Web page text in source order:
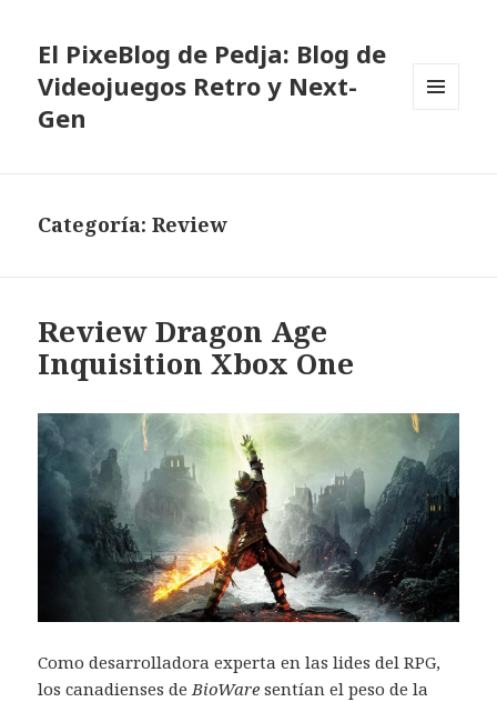
El PixeBlog de Pedja: Blog de
Videojuegos Retro y Next-
Gen
Categoría:Review
Review Dragon Age
Inquisition Xbox One
Como desarrolladora experta en las lides del RPG,
los canadienses de BioWaresentían el peso de la